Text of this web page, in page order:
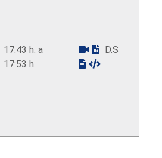
17:43 h. a
17:53 h.
D.S